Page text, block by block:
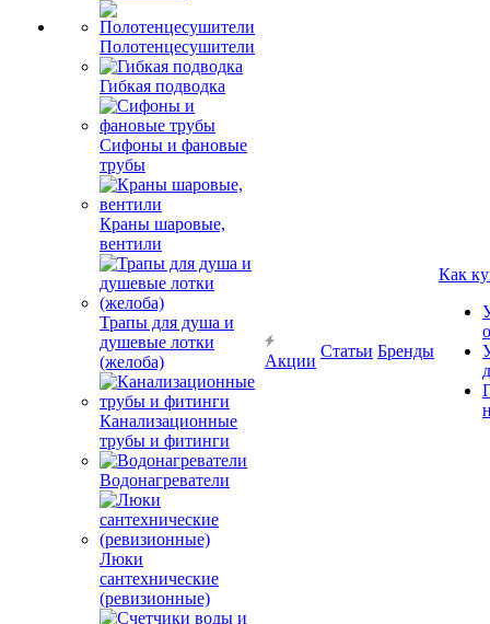
Полотенцесушители
Гибкая подводка
Сифоны и фановые
трубы
Краны шаровые,
вентили
Трапы для душа и
душевые лотки
(желоба)
Канализационные
трубы и фитинги
Водонагреватели
Люки
сантехнические
(ревизионные)
Акции
Статьи Бренды
Как